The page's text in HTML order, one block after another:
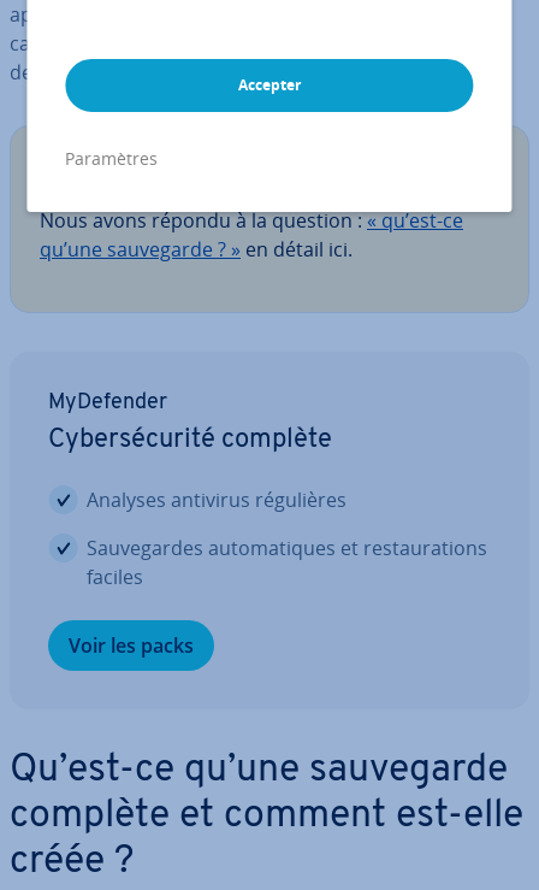
apprendre plus sur les sau­ve­gardes complètes dans le
cadre de notre série d’articles consacrée aux stra­té­gies
de sau­ve­garde.
Note
Nous avons répondu à la question :« qu’est-ce
qu’une sau­ve­garde ? » en détail ici.
My­De­fen­der
Cy­ber­sé­cu­rité complète
Analyses antivirus ré­gu­lières
Sau­ve­gardes au­to­ma­tiques et res­tau­ra­tions
faciles
Voir les packs
Qu’est-ce qu’une sau­ve­garde
complète et comment est-elle
créée ?
Accepter
Paramètres